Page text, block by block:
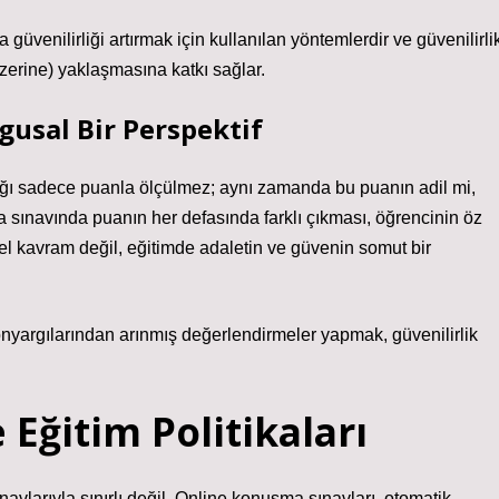
güvenilirliği artırmak için kullanılan yöntemlerdir ve
yaklaşmasına katkı sağlar.
Bir Perspektif
sadece puanla ölçülmez; aynı zamanda bu puanın adil mi,
puanın her defasında farklı çıkması, öğrencinin öz
kavram değil, eğitimde adaletin ve güvenin somut bir
arınmış değerlendirmeler yapmak, güvenilirlik
Eğitim Politikaları